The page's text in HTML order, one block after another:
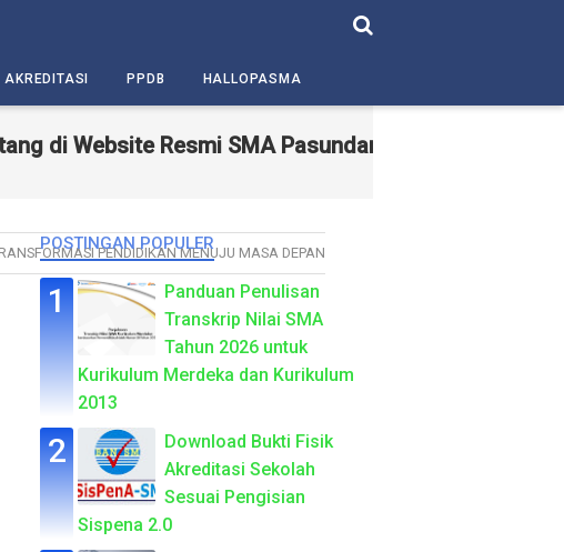
AKREDITASI PPDB HALLOPASMA
Website Resmi SMA Pasundan 5 Bandung – Sekolah
PENDIDIKAN MENUJU MASA DEPAN
POSTINGAN POPULER
Panduan Penulisan
Transkrip Nilai SMA
Tahun 2026 untuk
Kurikulum Merdeka dan Kurikulum
2013
Download Bukti Fisik
Akreditasi Sekolah
Sesuai Pengisian
Sispena 2.0